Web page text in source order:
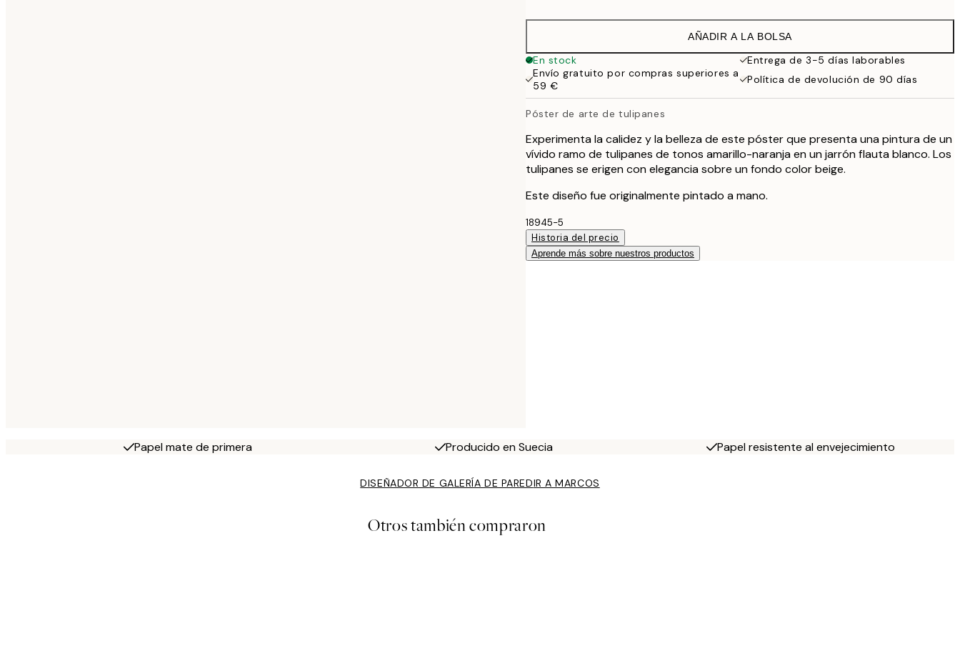
38 €
AÑADIR A LA BOLSA
En stock
Entrega de 3-5 días laborables
Envío gratuito por compras superiores a
59 €
Política de devolución de 90 días
Póster de arte de tulipanes
Experimenta la calidez y la belleza de este póster que presenta una pintura de un
vívido ramo de tulipanes de tonos amarillo-naranja en un jarrón flauta blanco. Los
tulipanes se erigen con elegancia sobre un fondo color beige.
Este diseño fue originalmente pintado a mano.
18945-5
Historia del precio
Aprende más sobre nuestros productos
Papel mate de primera Producido en Suecia Papel resistente al envejecimiento
DISEÑADOR DE GALERÍA DE PAREDIR A MARCOS
Otros también compraron